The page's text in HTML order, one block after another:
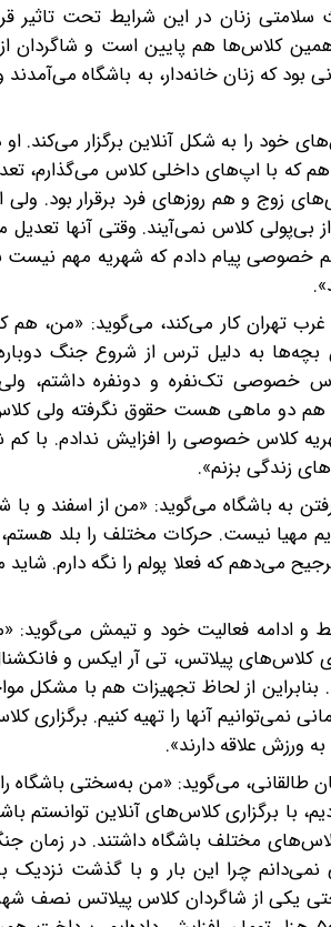
زنان در این شرایط تحت تاثیر
همین کلاس‌ها هم پایین است و
معمولا ساعت ۱۰ صبح زمانی بود که زنان خانه‌دار،
خود را به شکل آنلاین برگزار می‌کند.
هم که با اپ‌های داخلی کلاس
زوج و هم روزهای فرد برقرار بود.
کلاس نمی‌آیند. وقتی آنها تعدیل
پیام دادم که شهریه مهم نیست
غرب تهران کار می‌کند، می‌گوید: «من،
به دلیل ترس از شروع جنگ دوباره
تک‌نفره و دونفره داشتم، ولی
هم دو ماهی هست حقوق نگرفته ولی
کلاس خصوصی را افزایش ندادم. با
زندگی بزنم».
به باشگاه می‌گوید: «من از اسفند و
برایم مهیا نیست. حرکات مختلف را بلد
می‌دهم که فعلا پولم را نگه دارم.
و ادامه فعالیت خود و تیمش می‌گوید:
کلاس‌های پیلاتس، تی آر ایکس و
بنابراین از لحاظ تجهیزات هم با مشکل
نمی‌توانیم آنها را تهیه کنیم.
ورزش علاقه دارند».
طالقانی، می‌گوید: «من به‌سختی باشگاه را
با برگزاری کلاس‌های آنلاین توانستم
مختلف باشگاه داشتند. در زمان
نمی‌دانم چرا این بار و با گذشت